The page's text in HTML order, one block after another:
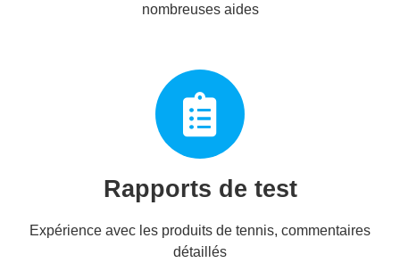
nombreuses aides
Rapports de test
Expérience avec les produits de tennis, commentaires
détaillés